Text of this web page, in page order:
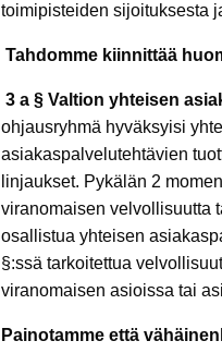
toimipisteiden sijoituksesta
Tahdomme kiinnittää
3 a § Valtion yhteisen
ohjausryhmä hyväksyisi
asiakaspalvelutehtävien
linjaukset. Pykälän 2
viranomaisen velvollisuutta
osallistua yhteisen
§:ssä tarkoitettua
viranomaisen asioissa tai
Painotamme että